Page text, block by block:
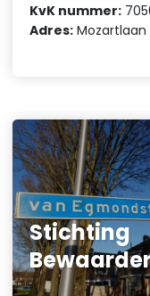
KvK nummer:
Adres: Mozartlaan
Stichting
Bewaarder